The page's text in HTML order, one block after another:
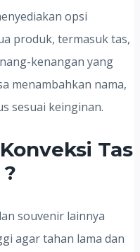
opsi
produk, termasuk tas,
kenangan yang
menambahkan nama,
sesuai keinginan.
Tas
souvenir lainnya
agar tahan lama dan